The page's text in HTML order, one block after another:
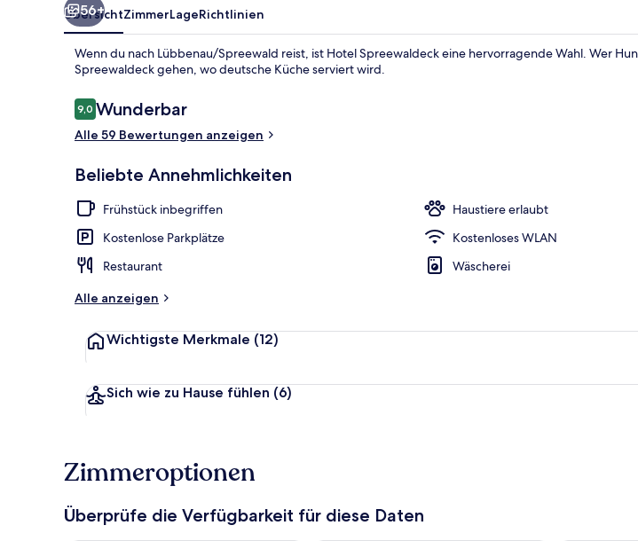
Blick von der Unterkunft
56+
ÜbersichtZimmerLageRichtlinien
Wenn du nach Lübbenau/Spreewald reist, ist Hotel Spreewaldeck eine hervorragende Wahl. Wer
Spreewaldeck gehen, wo deutsche Küche serviert wird.
Bewertungen
9,09,0 von 10.
Wunderbar
Alle 59 Bewertungen anzeigen
Beliebte Annehmlichkeiten
Frühstück inbegriffen
Haustiere erlaubt
Kostenlose Parkplätze
Kostenloses WLAN
Restaurant
Wäscherei
Alle anzeigen
Wichtigste Merkmale (12)
Sich wie zu Hause fühlen (6)
Zimmeroptionen
Überprüfe die Verfügbarkeit für diese Daten